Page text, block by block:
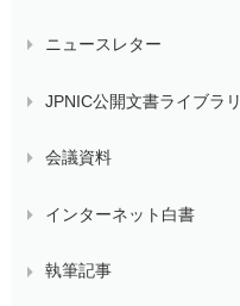
ニュースレター
JPNIC公開文書ライブラリ
会議資料
インターネット白書
執筆記事